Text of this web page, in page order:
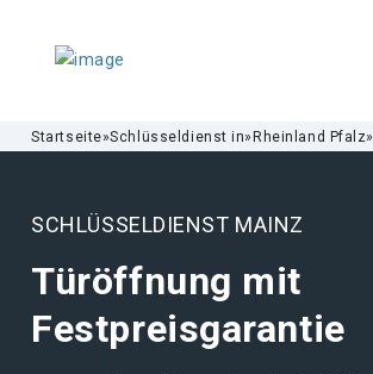
Startseite»Schlüsseldienst in»Rheinland Pfalz»
SCHLÜSSELDIENST MAINZ
Türöffnung mit
Festpreisgarantie